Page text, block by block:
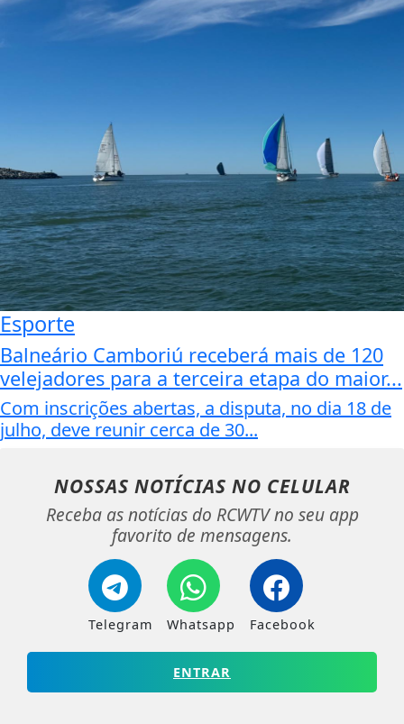
Esporte
Balneário Camboriú receberá mais de 120
velejadores para a terceira etapa do maior...
Com inscrições abertas, a disputa, no dia 18 de
julho, deve reunir cerca de 30...
NOSSAS NOTÍCIAS NO CELULAR
Receba as notícias do RCWTV no seu app
favorito de mensagens.
Telegram Whatsapp Facebook
ENTRAR